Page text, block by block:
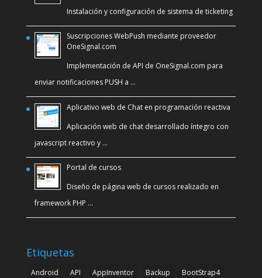
Instalación y configuración de sistema de ticketing
Suscripciones WebPush mediante proveedor
OneSignal.com
Implementación de API de OneSignal.com para
enviar notificaciones PUSH a …
Aplicativo web de Chat en programación reactiva
Aplicación web de chat desarrollado íntegro con
javascript reactivo y …
Portal de cursos
Diseño de página web de cursos realizado en
framework PHP …
Etiquetas
Android API AppInventor Backup BootStrap4